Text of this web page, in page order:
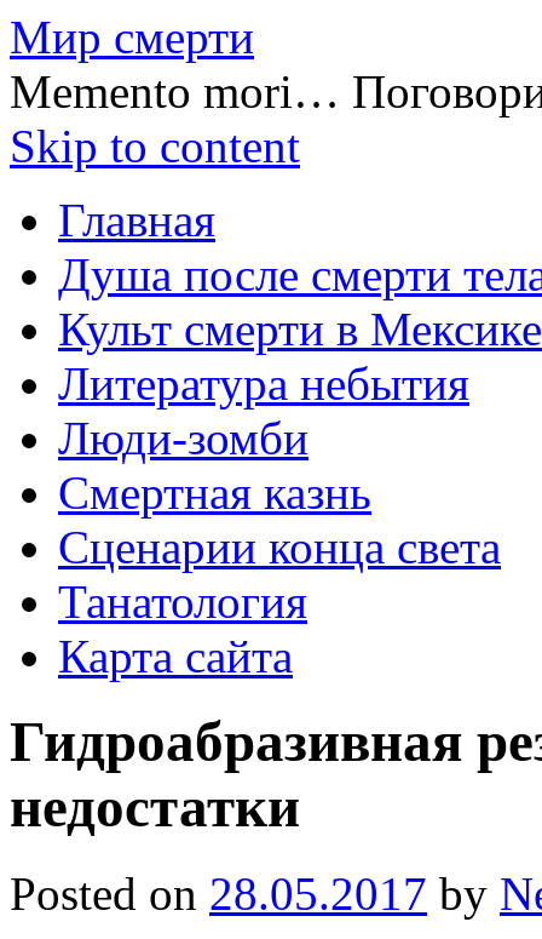
Мир смерти
Memento mori…
Skip to content
Главная
Душа после смерти
Культ смерти в Мексике
Литература небытия
Люди-зомби
Смертная казнь
Сценарии конца света
Танатология
Карта сайта
Гидроабразивная
недостатки
Posted on 28.05.2017 by